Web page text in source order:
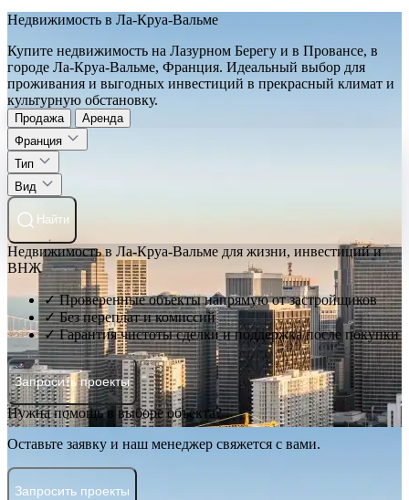
Недвижимость в Ла-Круа-Вальме
Купите недвижимость на Лазурном Берегу и в Провансе, в
городе Ла-Круа-Вальме, Франция. Идеальный выбор для
проживания и выгодных инвестиций в прекрасный климат и
культурную обстановку.
Продажа
Аренда
Франция
Тип
Вид
Найти
Недвижимость в Ла-Круа-Вальме для жизни, инвестиций и
ВНЖ
✓ Проверенные объекты напрямую от застройщиков
✓ Без переплат и комиссий
✓ Гарантия чистоты сделки и поддержка после покупки
Запросить проекты
Нужна помощь в выборе объекта?
Оставьте заявку и наш менеджер свяжется с вами.
Запросить проекты